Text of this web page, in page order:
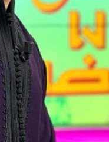
NIKE
POUR